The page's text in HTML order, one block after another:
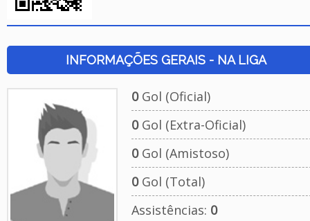
INFORMAÇÕES GERAIS - NA LIGA
0Gol (Oficial)
0Gol (Extra-Oficial)
0Gol (Amistoso)
0Gol (Total)
Assistências: 0